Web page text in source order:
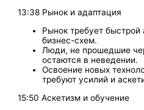
13:38 Рынок и адаптация
Рынок требует
бизнес-схем.
Люди, не прошедшие
остаются в неведении.
Освоение новых
требуют усилий и
15:50 Аскетизм и обучение